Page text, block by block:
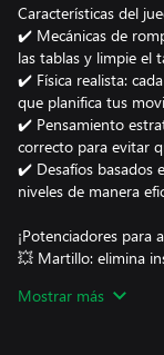
Características del
✔️ Mecánicas de
las tablas y limpie el
✔️ Física realista:
que planifica tus
✔️ Pensamiento
correcto para evitar
✔️ Desafíos basados
niveles de manera
¡Potenciadores para
💥 Martillo: elimina
🛠️ Taladro: agrega un
Mostrar más